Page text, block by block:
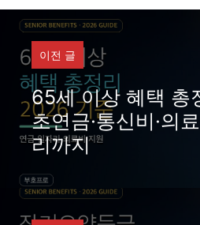
이전 글
65세 이상 혜택 총
초연금·통신비·의
리까지